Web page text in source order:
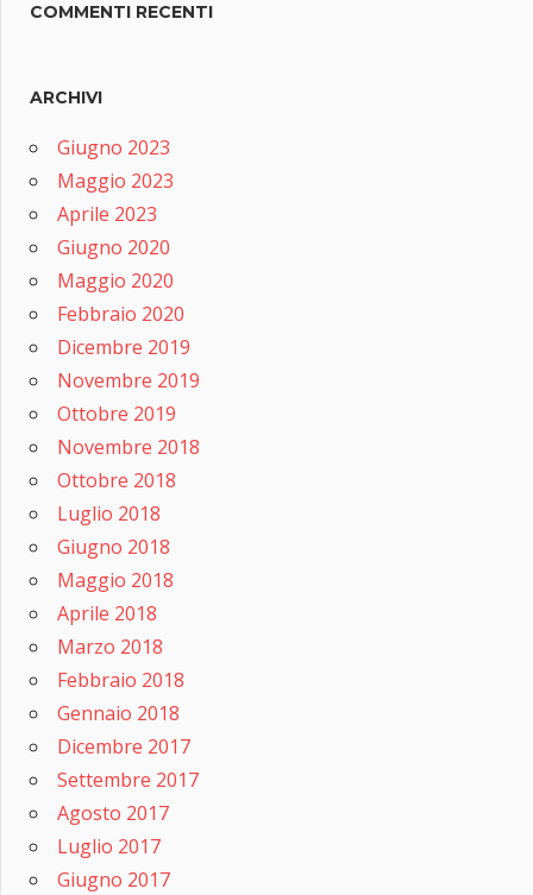
COMMENTI RECENTI
ARCHIVI
Giugno 2023
Maggio 2023
Aprile 2023
Giugno 2020
Maggio 2020
Febbraio 2020
Dicembre 2019
Novembre 2019
Ottobre 2019
Novembre 2018
Ottobre 2018
Luglio 2018
Giugno 2018
Maggio 2018
Aprile 2018
Marzo 2018
Febbraio 2018
Gennaio 2018
Dicembre 2017
Settembre 2017
Agosto 2017
Luglio 2017
Giugno 2017